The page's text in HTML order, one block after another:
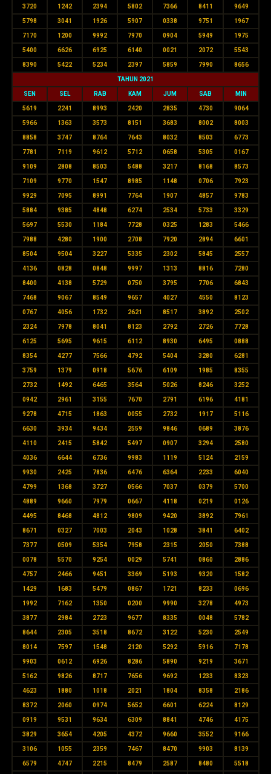
3720 1242 2394 5802 7366 8411 9649
5798 3041 1926 5907 0338 9751 1967
7170 1200 9992 7970 0904 5949 1975
5400 6626 6925 6140 0021 2072 5543
8390 5422 5234 2397 5859 7990 8656
TAHUN 2021
SEN SEL RAB KAM JUM SAB MIN
5619 2241 8993 2420 2835 4730 9064
5966 1363 3573 8151 3683 8002 8003
8858 3747 8764 7643 8032 8503 6773
7781 7119 9612 5712 0658 5305 0167
9109 2808 8503 5488 3217 8168 8573
7109 9770 1547 8985 1148 0706 7923
9929 7095 8991 7764 1907 4857 9783
5884 9385 4848 6274 2534 5733 3329
5697 5530 1184 7728 0325 1283 5466
7988 4280 1900 2708 7920 2894 6601
8504 9504 3227 5335 2302 5845 2557
4136 0828 0848 9997 1313 8816 7280
8400 4138 5729 0750 3795 7706 6843
7468 9067 8549 9657 4027 4550 8123
0767 4056 1732 2621 8517 3892 2502
2324 7978 8041 8123 2792 2726 7728
6125 5695 9615 6112 8930 6495 0888
8354 4277 7566 4792 5404 3280 6281
3759 1379 0918 5676 6109 1985 8355
2732 1492 6465 3564 5026 8246 3252
0942 2961 3155 7670 2791 6196 4181
9278 4715 1863 0055 2732 1917 5116
6630 3934 9434 2559 9846 0689 3876
4110 2415 5842 5497 0907 3294 2580
4036 6644 6736 9983 1119 5124 2159
9930 2425 7836 6476 6364 2233 6040
4799 1368 3727 0566 7037 0379 5700
4889 9660 7979 0667 4118 0219 0126
4495 8468 4812 9809 9420 3892 7961
8671 0327 7003 2043 1028 3841 6402
7377 0509 5354 7958 2315 2050 7388
0078 5570 9254 0029 5741 0860 2886
4757 2466 9451 3369 5193 9320 1582
1429 1683 5479 0867 1721 8233 0696
1992 7162 1350 0200 9990 3278 4973
3877 2984 2723 9677 8335 0048 5782
8644 2305 3518 8672 3122 5230 2549
8014 7597 1548 2120 5292 5916 7178
9903 0612 6926 8286 5890 9219 3671
5162 9826 8717 7656 9692 1233 8323
4623 1880 1018 2021 1804 8358 2186
8372 2060 0974 5652 6601 6224 8129
0919 9531 9634 6309 8841 4746 4175
3829 3654 4205 4372 9660 3552 9166
3106 1055 2359 7467 8470 9903 8139
6579 4747 2215 8479 2587 8480 5518